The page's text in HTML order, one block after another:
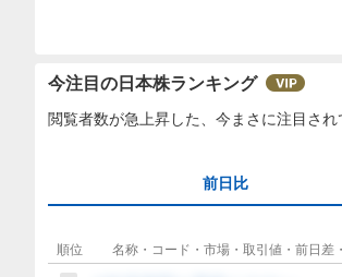
今注目の日本株ランキング
閲覧者数が急上昇した、今まさに注目さ
前日比
順位
名称・コード・市場・取引値・前日差